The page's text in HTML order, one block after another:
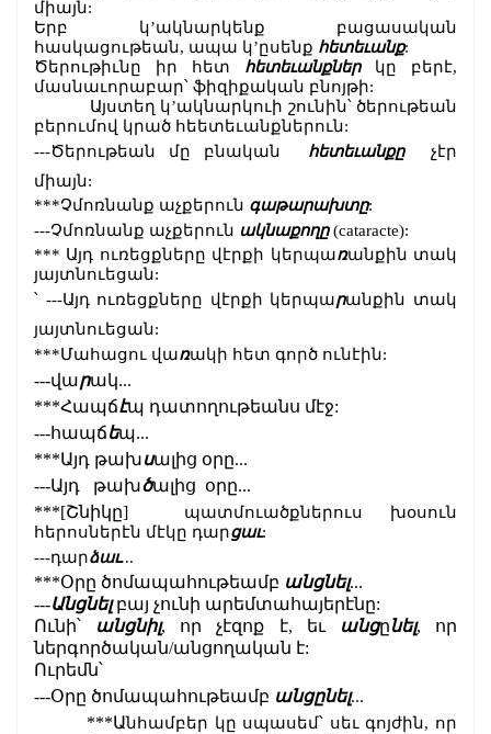
միայն:
Երբ կ’ակնարկենք բացասական
հասկացութեան, ապա կ’ըսենք հետեւանք:
Ծերութիւնը իր հետ հետեւանքներ կը բերէ,
մասնաւորաբար՝ ֆիզիքական բնոյթի:
Այստեղ կ’ակնարկուի շունին՝ ծերութեան
բերումով կրած հեետեւանքներուն:
---Ծերութեան մը բնական հետեւանքը չէր
միայն:
***Չմոռնանք աչքերուն գաթարախտը:
---Չմոռնանք աչքերուն ակնաքողը (cataracte):
*** Այդ ուռեցքները վէրքի կերպառանքին տակ
յայտնուեցան:
՝ ---Այդ ուռեցքները վէրքի կերպարանքին տակ
յայտնուեցան:
***Մահացու վառակի հետ գործ ունէին:
---վարակ...
***Հապճէպ դատողութեանս մէջ:
---հապճեպ...
***Այդ թախսալից օրը...
---Այդ   թախծալից  օրը...
***[Շնիկը]
պատմուածքներուս խօսուն
հերոսներէն մէկը դարցաւ:
---դարձաւ...
***Օրը ծոմապահութեամբ անցնել...
---Անցնել բայ չունի արեմտահայերէնը:
Ունի՝
անցնիլ, որ չէզոք է, եւ անցընել, որ
ներգործական/անցողական է:
Ուրեմն՝
---Օրը ծոմապահութեամբ անցընել...
***Անհամբեր կը սպասեմ՝ սեւ գոյժին, որ